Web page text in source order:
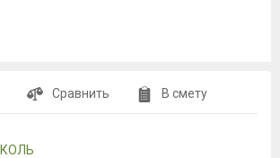
Сравнить В смету